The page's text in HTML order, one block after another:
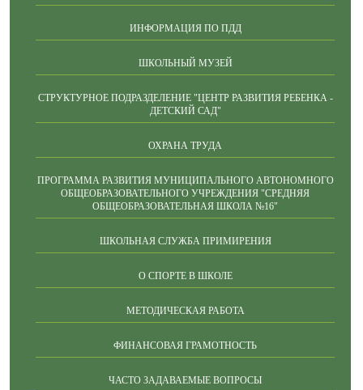
ИНФОРМАЦИЯ ПО ПДД
ШКОЛЬНЫЙ МУЗЕЙ
СТРУКТУРНОЕ ПОДРАЗДЕЛЕНИЕ "ЦЕНТР РАЗВИТИЯ РЕБЕНКА -
ДЕТСКИЙ САД"
ОХРАНА ТРУДА
ПРОГРАММА РАЗВИТИЯ МУНИЦИПАЛЬНОГО АВТОНОМНОГО
ОБЩЕОБРАЗОВАТЕЛЬНОГО УЧРЕЖДЕНИЯ "СРЕДНЯЯ
ОБЩЕОБРАЗОВАТЕЛЬНАЯ ШКОЛА №16"
ШКОЛЬНАЯ СЛУЖБА ПРИМИРЕНИЯ
О СПОРТЕ В ШКОЛЕ
МЕТОДИЧЕСКАЯ РАБОТА
ФИНАНСОВАЯ ГРАМОТНОСТЬ
ЧАСТО ЗАДАВАЕМЫЕ ВОПРОСЫ